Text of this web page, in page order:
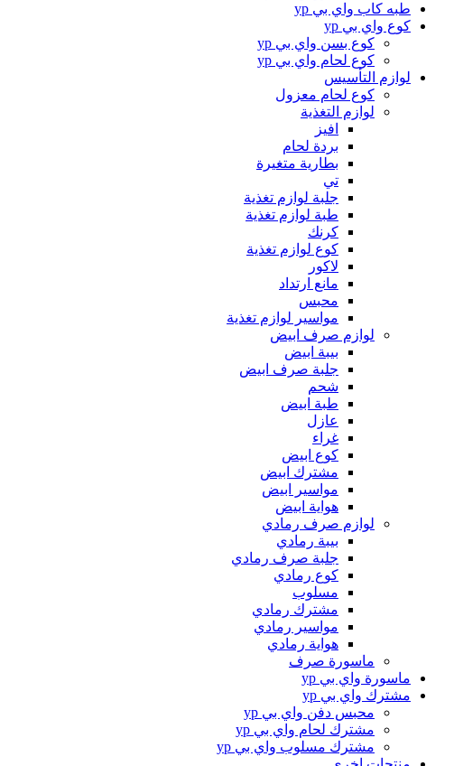
طبه كاب واي بي yp
كوع واي بي yp
كوع بسن واي بي yp
كوع لحام واي بي yp
لوازم التأسيس
كوع لحام معزول
لوازم التغذية
افيز
بردة لحام
بطارية متغيرة
تي
جلبة لوازم تغذية
طبة لوازم تغذية
كرنك
كوع لوازم تغذية
لاكور
مانع ارتداد
محبس
مواسير لوازم تغذية
لوازم صرف ابيض
بيبة ابيض
جلبة صرف ابيض
شحم
طبة ابيض
عازل
غراء
كوع ابيض
مشترك ابيض
مواسير ابيض
هواية ابيض
لوازم صرف رمادي
بيبة رمادي
جلبة صرف رمادي
كوع رمادي
مسلوب
مشترك رمادي
مواسير رمادي
هواية رمادي
ماسورة صرف
ماسورة واي بي yp
مشترك واي بي yp
محبس دفن واي بي yp
مشترك لحام واي بي yp
مشترك مسلوب واي بي yp